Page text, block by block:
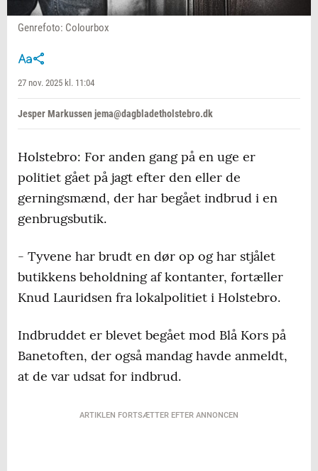
Genrefoto: Colourbox
27 nov. 2025 kl. 11:04
Jesper Markussen jema@dagbladetholstebro.dk
Holstebro: For anden gang på en uge er
politiet gået på jagt efter den eller de
gerningsmænd, der har begået indbrud i en
genbrugsbutik.
- Tyvene har brudt en dør op og har stjålet
butikkens beholdning af kontanter, fortæller
Knud Lauridsen fra lokalpolitiet i Holstebro.
Indbruddet er blevet begået mod Blå Kors på
Banetoften, der også mandag havde anmeldt,
at de var udsat for indbrud.
ARTIKLEN FORTSÆTTER EFTER ANNONCEN